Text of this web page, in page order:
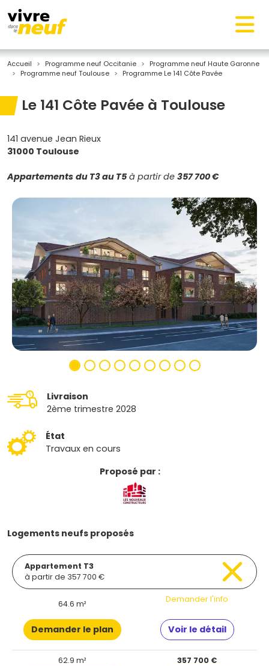
Accueil Programme neuf Occitanie
Programme neuf Haute Garonne
Programme neuf Toulouse
Programme Le 141 Côte Pavée
Le 141 Côte Pavée à Toulouse
141 avenue Jean Rieux
31000 Toulouse
Appartements du T3 au T5 à partir de 357 700 €
Livraison
2ème trimestre 2028
État
Travaux en cours
Proposé par :
Logements neufs proposés
Appartement T3
à partir de 357 700 €
64.6 m² Demander l'info
Demander le plan Voir le détail
62.9 m² 357 700 €